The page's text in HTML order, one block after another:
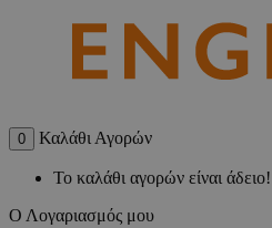
0 Καλάθι Αγορών
Το καλάθι αγορών είναι άδειο!
Ο Λογαριασμός μου